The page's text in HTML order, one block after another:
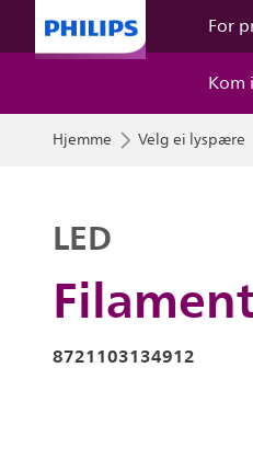
For
Kom
Hjemme Velg ei lyspære
LED
8721103134912